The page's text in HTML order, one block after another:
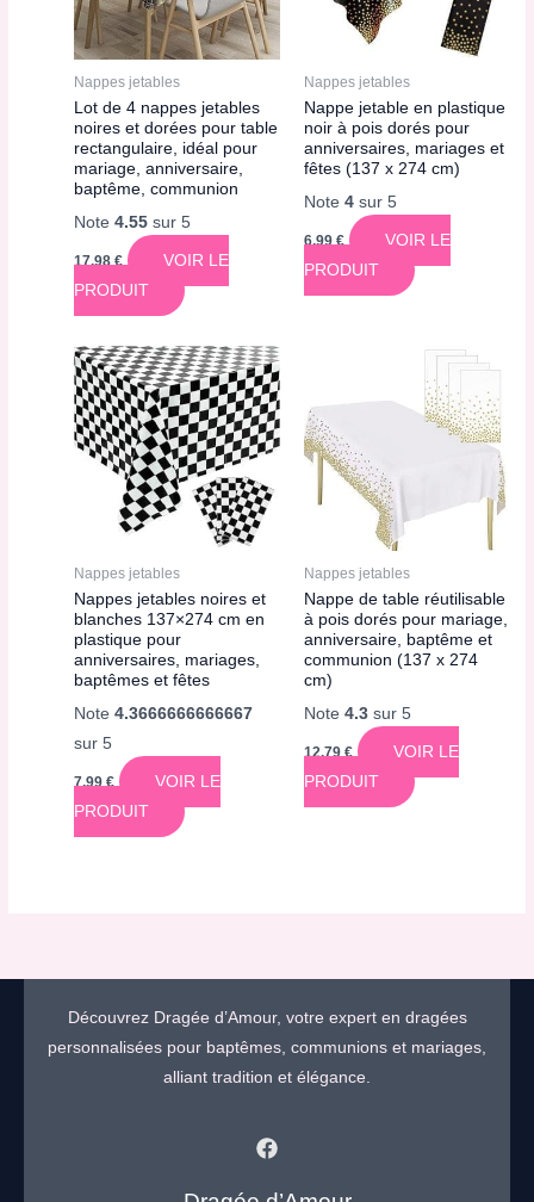
Nappes jetables
Lot de 4 nappes jetables
noires et dorées pour table
rectangulaire, idéal pour
mariage, anniversaire,
baptême, communion
Note4.55 sur 5
17,98€
VOIR LE
PRODUIT
Nappes jetables
Nappe jetable en plastique
noir à pois dorés pour
anniversaires, mariages et
fêtes (137 x 274 cm)
Note 4sur 5
6,99€
VOIR LE
PRODUIT
Nappes jetables
Nappes jetables noires et
blanches 137×274 cm en
plastique pour
anniversaires, mariages,
baptêmes et fêtes
Note4.3666666666667
sur 5
7,99€
VOIR LE
PRODUIT
Nappes jetables
Nappe de table réutilisable
à pois dorés pour mariage,
anniversaire, baptême et
communion (137 x 274
cm)
Note 4.3sur 5
12,79€
VOIR LE
PRODUIT
Découvrez Dragée d’Amour, votre expert en dragées
personnalisées pour baptêmes, communions et mariages,
alliant tradition et élégance.